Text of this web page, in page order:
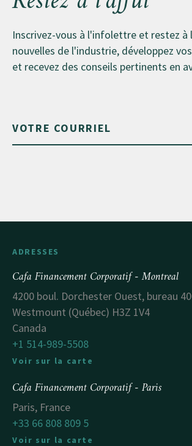
Inscrivez-vous à l'infolettre et restez à
nouvelles de l'industrie, développez
et recevez des conseils pertinents en
ADRESSES
Cafa Financement Corporatif - Montreal
4200 boul. Dorchester Ouest, bureau
Westmount (Québec) H3Z 1V4
Canada
+1 514-989-5508
Voir sur la carte
Cafa Financement Corporatif - Paris
Paris, France
+33 66 808 809 5
Voir sur la carte